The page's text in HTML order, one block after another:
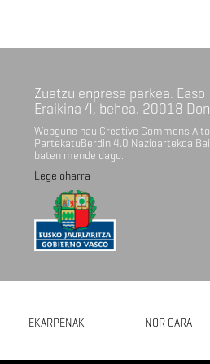
Zuatzu enpresa parkea. Easo
Eraikina 4, behea. 20018
Webgune hau Creative Commons
PartekatuBerdin 4.0 Nazioartekoa
baten mende dago.
Lege oharra
EKARPENAK NOR GARA